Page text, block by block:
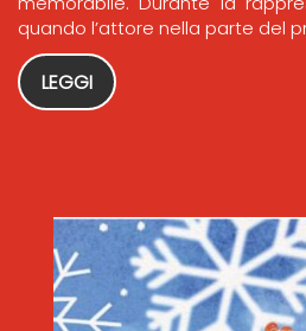
quando l’attore nella parte del
LEGGI